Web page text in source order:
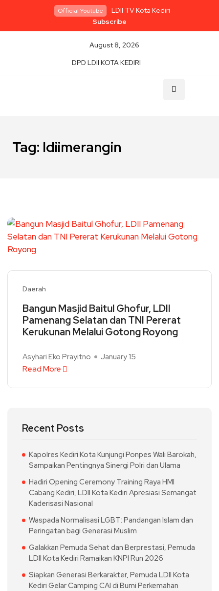
Official Youtube
LDII TV Kota Kediri
Subscribe
August 8, 2026
DPD LDII KOTA KEDIRI
Tag: ldiimerangin
Daerah
Bangun Masjid Baitul Ghofur, LDII
Pamenang Selatan dan TNI Pererat
Kerukunan Melalui Gotong Royong
Asyhari Eko Prayitno January 15
Read More
Recent Posts
Kapolres Kediri Kota Kunjungi Ponpes Wali Barokah,
Sampaikan Pentingnya Sinergi Polri dan Ulama
Hadiri Opening Ceremony Training Raya HMI
Cabang Kediri, LDII Kota Kediri Apresiasi Semangat
Kaderisasi Nasional
Waspada Normalisasi LGBT: Pandangan Islam dan
Peringatan bagi Generasi Muslim
Galakkan Pemuda Sehat dan Berprestasi, Pemuda
LDII Kota Kediri Ramaikan KNPI Run 2026
Siapkan Generasi Berkarakter, Pemuda LDII Kota
Kediri Gelar Camping CAI di Bumi Perkemahan